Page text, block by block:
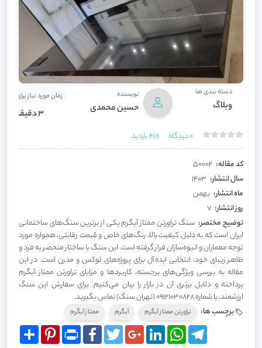
دسته بندی ها
وبلاگ
نویسنده
حسین محمدی
زمان مورد نیاز برای
3 دقیقه
0دیدگاه 418بازدید
کد مقاله: 50002
سال انتشار: 1403
ماه انتشار: بهمن
روز انتشار: 7
توضیح مختصر: سنگ تراورتن ممتاز آبگرم یکی از برترین سنگ‌های ساختمانی
ایران است که به دلیل کیفیت بالا، رنگ‌های خاص و قیمت رقابتی، همواره مورد
توجه معماران و انبوه‌سازان قرار گرفته است. این سنگ با ساختار منحصر به فرد و
ظاهر زیبای خود، انتخابی ایده‌آل برای پروژه‌های لوکس و مدرن است. در این
مقاله به بررسی ویژگی‌های برجسته، کاربردها و مزایای تراورتن ممتاز آبگرم
پرداخته و دلایل برتری آن در بازار را بیان می‌کنیم. برای سفارش این سنگ
ارزشمند، با شماره 09121030828 (تهران سنگ) تماس بگیرید.
برچسب ها:
تراورتن ممتاز آبگرم آبگرم ممتاز آبگرم
Share
Pinterest Print
FacebookTwitterGoogle+LinkedIn
WhatsAppTelegram